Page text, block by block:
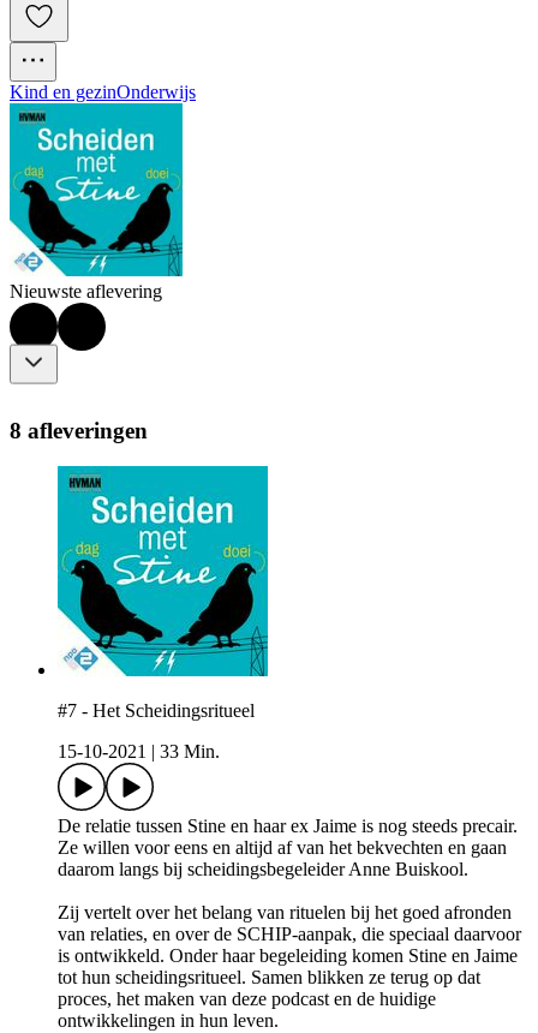
Kind en gezinOnderwijs
Nieuwste aflevering
8 afleveringen
#7 - Het Scheidingsritueel
15-10-2021
33 Min.
De relatie tussen Stine en haar ex Jaime is nog steeds precair.
Ze willen voor eens en altijd af van het bekvechten en gaan
daarom langs bij scheidingsbegeleider Anne Buiskool.
Zij vertelt over het belang van rituelen bij het goed afronden
van relaties, en over de SCHIP-aanpak, die speciaal daarvoor
is ontwikkeld. Onder haar begeleiding komen Stine en Jaime
tot hun scheidingsritueel. Samen blikken ze terug op dat
proces, het maken van deze podcast en de huidige
ontwikkelingen in hun leven.